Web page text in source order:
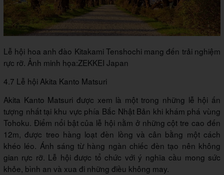
Lễ hội hoa anh đào Kitakami Tenshochi mang đến trải nghiệm
rực rỡ. Ảnh minh họa:ZEKKEI Japan
4.7 Lễ hội Akita Kanto Matsuri
Akita Kanto Matsuri được xem là một trong những lễ hội ấn
tượng nhất tại khu vực phía Bắc Nhật Bản khi khám phá vùng
Tohoku. Điểm nổi bật của lễ hội nằm ở những cột tre cao đến
12m, được treo hàng loạt đèn lồng và cân bằng một cách
khéo léo. Ánh sáng từ hàng ngàn chiếc đèn tạo nên không
gian rực rỡ. Lễ hội được tổ chức với ý nghĩa cầu mong sức
khỏe, bình an và xua đi những điều không may.